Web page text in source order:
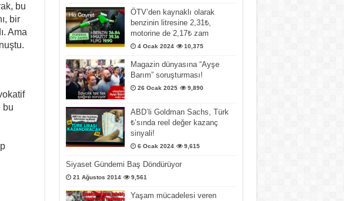
bu
bir
Ama
bu
ÖTV’den kaynaklı olarak
benzinin litresine 2,31₺,
motorine de 2,17₺ zam
4 Ocak 2024 10,375
Magazin dünyasına “Ayşe
Barım” soruşturması!
26 Ocak 2025 9,890
ABD’li Goldman Sachs, Türk
₺’sında reel değer kazanç
sinyali!
6 Ocak 2024 9,615
Siyaset Gündemi Baş Döndürüyor
21 Ağustos 2014 9,561
Yaşam mücadelesi veren